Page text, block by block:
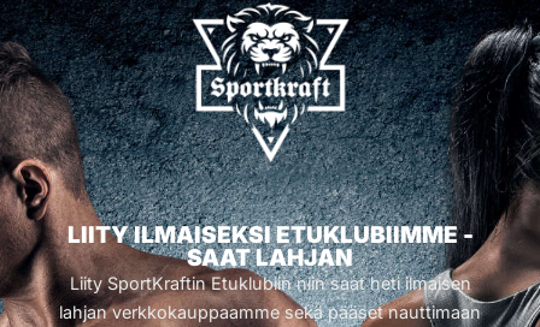
LIITY ILMAISEKSI ETUKLUBIIMME -
SAAT LAHJAN
Liity SportKraftin Etuklubiin niin saat heti ilmaisen
lahjan verkkokauppaamme sekä pääset nauttimaan